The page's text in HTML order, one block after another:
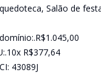
Salão de
R$377,64
43089J